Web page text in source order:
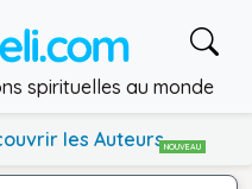
spirituelles au monde
les AuteursNOUVEAU